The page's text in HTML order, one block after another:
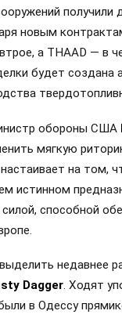
получили
новым
а THAAD — в
будет создана
обороны США
мягкую
на том,
истинном
способной
недавнее
Dagger. Ходят
в Одессу